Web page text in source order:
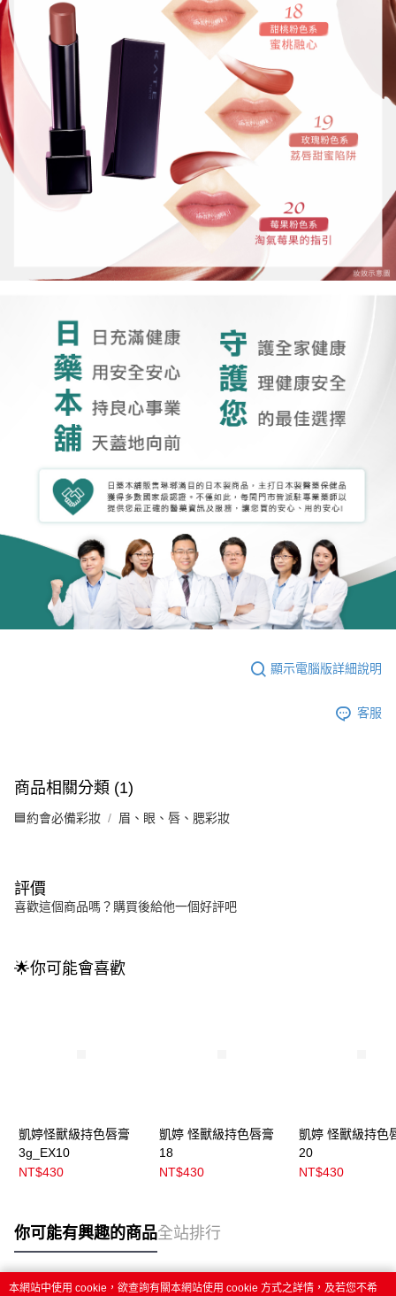
顯示電腦版詳細說明
客服
商品相關分類 (1)
🟦約會必備彩妝 眉、眼、唇、腮彩妝
評價
喜歡這個商品嗎？購買後給他一個好評吧
🌟你可能會喜歡
凱婷怪獸級持色唇膏
3g_EX10
NT$430
凱婷 怪獸級持色唇膏
18
NT$430
凱婷 怪獸級持色
20
NT$430
你可能有興趣的商品全站排行
本網站中使用 cookie，欲查詢有關本網站使用 cookie 方式之詳情，及若您不希